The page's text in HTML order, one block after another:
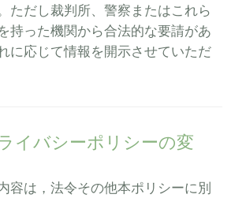
ただし裁判所、警察またはこれら
持った機関から合法的な要請があ
に応じて情報を開示させていただ
イバシーポリシーの変
容は，法令その他本ポリシーに別